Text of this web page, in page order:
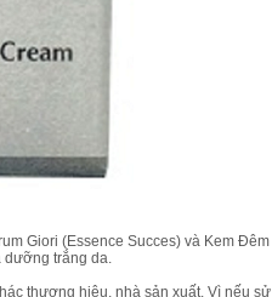
Giori (Essence Succes) và Kem Đêm
dưỡng trắng da.
thương hiệu, nhà sản xuất. Vì nếu sử